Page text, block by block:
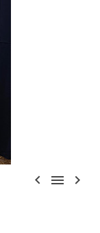
  